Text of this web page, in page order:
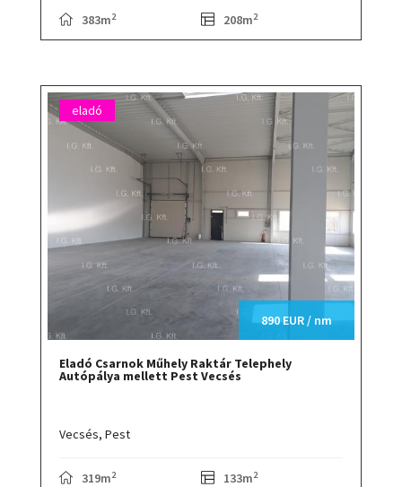
383m2 208m2
eladó
890 EUR / nm
Eladó Csarnok Műhely Raktár Telephely
Autópálya mellett Pest Vecsés
Vecsés, Pest
319m2 133m2